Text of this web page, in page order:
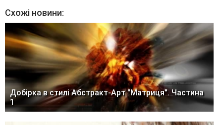
Схожі новини:
Добірка в стилі Абстракт-Арт "Матриця". Частина
1